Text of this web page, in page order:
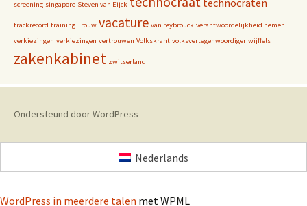
screening singapore Steven van Eijck
trackrecord training Trouw vacature van reybrouck verantwoordelijkheid nemen
verkiezingen verkiezingen vertrouwen Volkskrant volksvertegenwoordiger wijffels
zakenkabinet zwitserland
Ondersteund door WordPress
Nederlands
WordPress in meerdere talen met WPML